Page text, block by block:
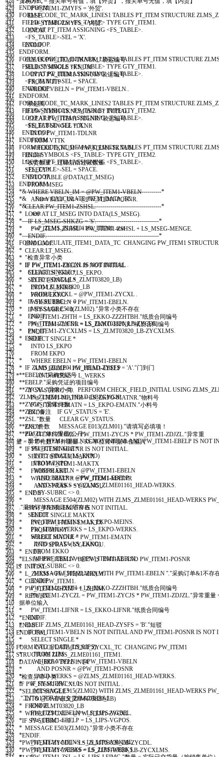
429
430
431
432
433
434
435
436
437
438
439
440
441
442
443
444
445
446
447
448
449
450
451
452
453
454
455
456
457
458
459
460
461
462
463
464
465
466
467
468
469
470
471
472
473
474
475
476
477
478
479
480
481
482
483
484
485
486
487
488
489
490
491
492
493
494
495
496
497
498
499
500
501
502
503
504
505
506
507
508
509
510
511
512
513
514
515
516
517
518
519
520
521
522
523
524
525
526
527
528
529
530
ENDFORM.
FORM FCODE TC MARK LINES1 TABLES PT_ ITEM STRUCTURE ZLMS
FIELD-SYMBOLS <FS_TABLE> TYPE GTY ITEM1
LOOP AT PT_ ITEM ASSIGNING <FS TABLE>
<FS TABLE>-SEL = 'X'
ENDLOOP.
ENDFORM
FORM FCODE_TC_DEMARK_LINES1 TABLES PT_ ITEM STRUCTURE
FIELD-SYMBOLS <FS_TABLE> TYPE GTY ITEM1
LOOP AT PT_ ITEM ASSIGNING <FS_TABLE>
<FS_TABLE>-SEL = SPACE
ENDLOOP.
ENDFORM
FORM FCODE TC MARK LINES2 TABLES PT_ ITEM STRUCTURE ZLMS
FIELD-SYMBOLS <FS_TABLE> TYPE GTY ITEM2
LOOP AT PT_ITEMASSIGNING <FS_TABLE>
<FS_ TABLE>-SEL = 'X'.
ENDLOOP.
ENDFORM.
FORM FCODE_TC_DEMARK_LINES2 TABLES PT_ ITEM STRUCTURE
FIELD-SYMBOLS <FS TABLE> TYPE GTY ITEM2
LOOP AT PT_ ITEMASSIGNING <FS TABLE>
<FS_TABLE>-SEL = SPACE
ENDLOOP.
ENDFORM.
*&---------------------------------------------------------------------*
*& Form CALCULATE_ITEM_DATA_TC
*&---------------------------------------------------------------------*
* text
*----------------------------------------------------------------------*
* <--P_ZLMS_ZLME01161_ITEM1 text
*----------------------------------------------------------------------*
FORM CALCULATE ITEM1 DATA TC CHANGING PW_ ITEM1
*
* "检查异常小类
* IF PW_ITEM1-ZYCXL IS NOT INITIAL .
* SELECT SINGLE *
* INTO @DATA(LS_ZLMT03820_LB)
* FROM ZLMT03820_LB
* WHERE ZYCXL = @PW_ITEM1-ZYCXL .
* IF SY-SUBRC <> 0 .
* MESSAGE E503(ZLM02)."异常小类不存在
* ENDIF.
* PW_ITEM1-ZYCDL = LS_ZLMT03820_LB-ZYCDL.
* PW_ITEM1-ZYCXLMS = LS_ZLMT03820_LB-ZYCXLMS.
* ENDIF.
*
*
* IF ZLMS_ZLME01161_HEAD-ZYSFS = 'A'."门到门
**EBELN."采购凭证号
**EBELP."采购凭证的项目编号
**ZYCXL."异常小类 PERFORM CHECK_FIELD_INITIAL USING
'ZLMS_ZLME01161_HEAD-DBZGYGH'.
**ZYCJS."异常件数
**ZBZ."备注 IF GV_STATUS = 'E'.
**ZSL."数量 CLEAR GV_STATUS.
**ZJS."件数 MESSAGE E013(ZLM01)."请填写必填项！
**ZDJZL."单件重量(公斤）
* IF PW_ITEM1-EBELN IS NOT INITIAL AND PW_ITEM1-EBELP IS NOT
* SELECT SINGLE *
* INTO @DATA(LS_EKPO)
* FROM EKPO
* WHERE EBELN = @PW_ITEM1-EBELN
* AND EBELP = @PW_ITEM1-EBELP
* AND WERKS = @ZLMS_ZLME01161_HEAD-WERKS.
* IF SY-SUBRC <> 0.
* MESSAGE E504(ZLM02) WITH ZLMS_ZLME01161_HEAD-WERKS
."采购订单&1项目&2不存在
* ENDIF.
* PW_ITEM1-MEINS = LS_EKPO-MEINS.
* PW_ITEM1-WERKS = LS_EKPO-WERKS.
* SELECT SINGLE *
* INTO @DATA(LS_EKKO)
* FROM EKKO
* WHERE EBELN = @PW_ITEM1-EBELN.
* IF SY-SUBRC <> 0.
* MESSAGE E505(ZLM02) WITH PW_ITEM1-EBELN ''."采购订单&1不存
* ENDIF.
* PW_ITEM1-ZHTH = LS_EKKO-ZZZHTBH."纸质合同编号
* PW_ITEM1-ZYCZL = PW_ITEM1-ZYCJS * PW_ITEM1-ZDJZL."异常重量
据单位输入
* PW_ITEM1-LIFNR = LS_EKKO-LIFNR."纸质合同编号
* ENDIF.
* ELSEIF ZLMS_ZLME01161_HEAD-ZYSFS = 'B'."短驳
* IF PW_ITEM1-VBELN IS NOT INITIAL AND PW_ITEM1-POSNR IS NOT
* SELECT SINGLE *
* INTO @DATA(LS_LIPS)
* FROM LIPS
* WHERE VBELN = @PW_ITEM1-VBELN
* AND POSNR = @PW_ITEM1-POSNR
* AND WERKS = @ZLMS_ZLME01161_HEAD-WERKS.
* IF SY-SUBRC <> 0.
* MESSAGE E515(ZLM02) WITH ZLMS_ZLME01161_HEAD-WERKS
."工厂&1下不存在交货单&2项目&3
* ENDIF.
* PW_ITEM1-EBELN = LS_LIPS-VGBEL.
* PW_ITEM1-EBELP = LS_LIPS-VGPOS.
*
*
* PW_ITEM1-MEINS = LS_LIPS-VRKME.
* PW_ITEM1-WERKS = LS_LIPS-WERKS.
393
394
395
396
397
398
399
400
401
402
403
404
405
406
407
408
409
410
411
412
413
414
415
416
417
418
419
420
421
422
423
424
425
426
427
428
429
430
431
432
433
434
435
436
437
438
439
440
441
442
443
444
445
446
447
448
449
450
451
452
453
454
455
456
457
458
459
460
461
462
463
464
465
466
467
468
469
470
471
472
473
474
475
476
477
478
479
480
481
482
483
484
485
486
487
488
489
490
491
492
493
494
495
PW_ITEM1-ZMYFS = '外贸'.
ELSE.
PW_ITEM1-ZMYFS = '内贸'.
ENDIF.
ENDIF.
CLEAR:PW_ITEM1-TKNUM."装运编号
SELECT SINGLE TKNUM
INTO PW_ITEM1-TKNUM"装运编号
FROM VTTP
WHERE VBELN = PW_ ITEM1-VBELN..
"承运商
IF PW_ITEM1-TKNUM IS NOT INITIAL.
CLEAR:PW_ITEM1-TDLNR."装运编号
SELECT SINGLE TDLNR
INTO PW_ ITEM1-TDLNR
FROM VTTK
WHERE TKNUM = PW_ITEM1-TKNUM.
ENDIF.
"收货数量 = 过账后后过账数量.
SELECT *
INTO TABLE @DATA(LT_ MSEG)
FROM MSEG
WHERE VBELN_IM = @PW_ITEM1-VBELN
AND VBELP_IM = @PW_ITEM1-POSNR.
CLEAR:PW_ITEM1-ZSHSL.
LOOP AT LT_ MSEG INTO DATA(LS MSEG).
IF LS_MSEG-SHKZG = 'S'.
PW_ITEM1-ZSHSL = PW_ITEM1-ZSHSL + LS MSEG-MENGE.
ENDIF.
ENDLOOP.
CLEAR:LT_ MSEG.
IF PW_ ITEM1-EBELN IS NOT INITIAL.
CLEAR:LS_EKKO,LS EKPO.
SELECT SINGLE *
INTO LS_EKKO
FROM EKKO
WHERE EBELN = PW_ ITEM1-EBELN.
IF SY-SUBRC = 0.
PW_ITEM1-ZHTH = LS EKKO-ZZZHTBH."纸质合同编号
PW_ITEM1-LIFNR = LS _EKKO-LIFNR."纸质合同编号
ENDIF.
SELECT SINGLE *
INTO LS EKPO
FROM EKPO
WHERE EBELN = PW_ ITEM1-EBELN
AND EBELP = PW_ITEM1-EBELP
* AND WERKS = L_WERKS
.
IF SY-SUBRC = 0.
PW_ITEM1-MATNR = LS_EKPO-MATNR."物料号
PW_ITEM1-EMATN = LS EKPO-EMATN."小料号
ENDIF.
ENDIF.
PW_ITEM1-ZYCZL = PW_ ITEM1-ZYCJS * PW_ ITEM1-ZDJZL."异常重
量 = 异常件数*单件重量；KG单位转单据单位输入
IF PW_ITEM1-MATNR IS NOT INITIAL.
SELECT SINGLE MAKTX
INTO PW_ITEM1-MAKTX
FROM MAKT
WHERE MATNR = PW_ ITEM1-MATNR
AND SPRAS = SY-LANGU.
ENDIF.
IF PW_ITEM1-EMATN IS NOT INITIAL.
SELECT SINGLE MAKTX
INTO PW_ITEM1-EMAKTX
FROM MAKT
WHERE MATNR = PW_ ITEM1-EMATN
AND SPRAS = SY-LANGU.
ENDIF.
ELSEIF PW_ITEM1-VBELN IS INITIALAND PW_ ITEM1-POSNR
IS INITIAL.
L ZHXM = PW_ITEM1-ZHXM.
CLEAR:PW_ ITEM1.
PW_ITEM1-ZHXM = L_ZHXM.
RETURN.
ENDIF.
ENDIF.
ENDFORM.
FORM CALCULATE_ITEM1_ZYCXL TC CHANGING PW_ ITEM1
STRUCTURE ZLMS ZLME01161 ITEM1.
DATA: L_ROW TYPE INT4.
"检查异常小类
IF PW_ ITEM1-ZYCXL IS NOT INITIAL .
SELECT SINGLE *
INTO @DATA(LS_ZLMT03820_LB)
FROM ZLMT03820 LB
WHERE ZYCXL = @PW_ITEM1-ZYCXL .
IF SY-SUBRC <> 0 .
MESSAGE E503(ZLM02)."异常小类不存在
ENDIF.
PW_ITEM1-ZYCDL = LS _ZLMT03820_LB-ZYCDL.
PW_ITEM1-ZYCXLMS = LS_ ZLMT03820_LB-ZYCXLMS.